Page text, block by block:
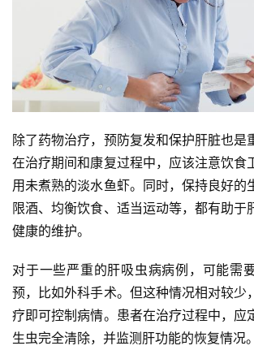
除了药物治疗，预防复发和保护肝脏也是
在治疗期间和康复过程中，应该注意饮食
用未煮熟的淡水鱼虾。同时，保持良好的
限酒、均衡饮食、适当运动等，都有助于
健康的维护。
对于一些严重的肝吸虫病病例，可能需
预，比如外科手术。但这种情况相对较少
疗即可控制病情。患者在治疗过程中，应
生虫完全清除，并监测肝功能的恢复情况。